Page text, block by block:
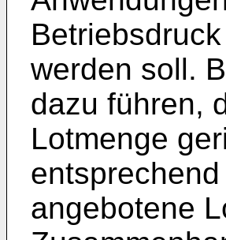
werden soll.
dazu führen,
Lotmenge
angebotene